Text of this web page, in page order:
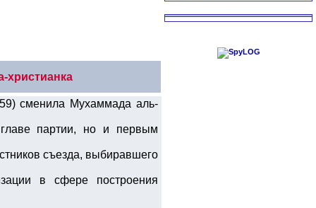
христианка
сменила Мухаммада аль-
партии, но и первым
съезда, выбиравшего
в сфере построения